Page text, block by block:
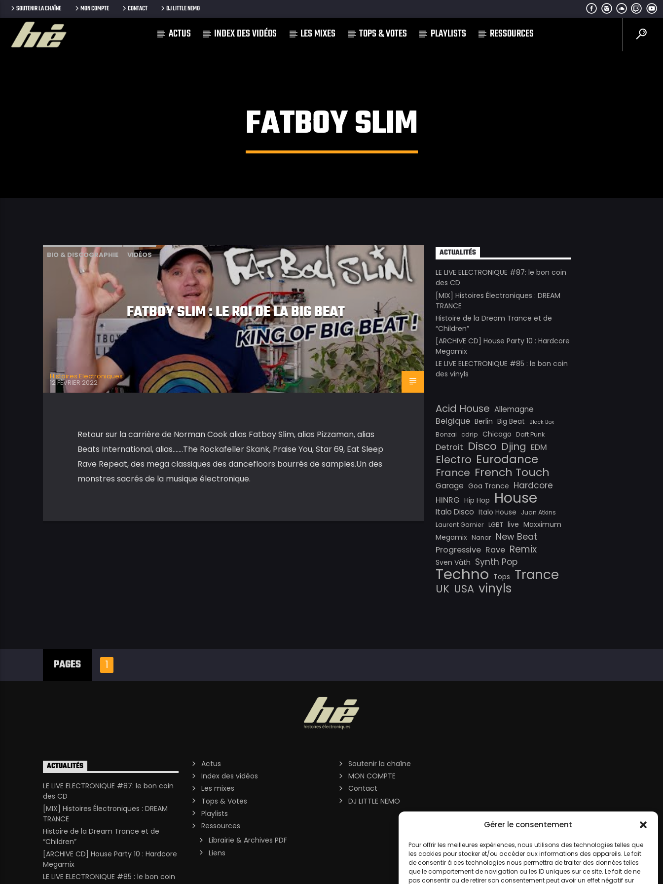
Gérer le consentement
Pour offrir les meilleures expériences, nous utilisons des technologies telles que
les cookies pour stocker et/ou accéder aux informations des appareils. Le fait
de consentir à ces technologies nous permettra de traiter des données telles
que le comportement de navigation ou les ID uniques sur ce site. Le fait de ne
pas consentir ou de retirer son consentement peut avoir un effet négatif sur
SOUTENIR LA CHAÎNE MON COMPTE CONTACT DJ LITTLE NEMO
ACTUS INDEX DES VIDÉOS LES MIXES TOPS & VOTES PLAYLISTS RESSOURCES
FATBOY SLIM
BIO & DISCOGRAPHIE VIDÉOS
FATBOY SLIM : LE ROI DE LA BIG BEAT
Histoires Electroniques
12 FÉVRIER 2022
Retour sur la carrière de Norman Cook alias Fatboy Slim, alias Pizzaman, alias
Beats International, alias…….The Rockafeller Skank, Praise You, Star 69, Eat Sleep
Rave Repeat, des mega classiques des dancefloors bourrés de samples.Un des
monstres sacrés de la musique électronique.
ACTUALITÉS
LE LIVE ELECTRONIQUE #87: le bon coin
des CD
[MIX] Histoires Électroniques : DREAM
TRANCE
Histoire de la Dream Trance et de
“Children”
[ARCHIVE CD] House Party 10 : Hardcore
Megamix
LE LIVE ELECTRONIQUE #85 : le bon coin
des vinyls
Acid House Allemagne
Belgique Berlin Big Beat Black Box
Bonzai cdrip Chicago Daft Punk
Detroit Disco Djing EDM
Electro Eurodance
France French Touch
Garage Goa Trance Hardcore
HiNRG Hip Hop House
Italo Disco Italo House
Juan Atkins
Laurent Garnier LGBT live Maxximum
Megamix Nanar New Beat
Progressive Rave Remix
Sven Väth Synth Pop
Techno Tops Trance
UK USA vinyls
PAGES 1
ACTUALITÉS
LE LIVE ELECTRONIQUE #87: le bon coin
des CD
[MIX] Histoires Électroniques : DREAM
TRANCE
Histoire de la Dream Trance et de
“Children”
[ARCHIVE CD] House Party 10 : Hardcore
Megamix
LE LIVE ELECTRONIQUE #85 : le bon coin
Actus
Index des vidéos
Les mixes
Tops & Votes
Playlists
Ressources
Librairie & Archives PDF
Liens
Soutenir la chaîne
MON COMPTE
Contact
DJ LITTLE NEMO